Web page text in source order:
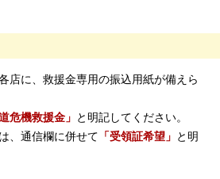
店に、救援金専用の振込用紙が備えら
危機救援金」 と明記してください。
、通信欄に併せて 「受領証希望」 と明